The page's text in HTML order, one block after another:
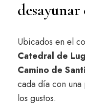
desayunar
Ubicados en el
Catedral de
Camino de
cada día con
los gustos.